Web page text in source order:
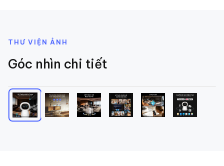
THƯ VIỆN ẢNH
Góc nhìn chi tiết
1